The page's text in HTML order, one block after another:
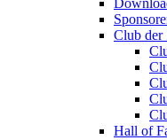
Club der
Hall of